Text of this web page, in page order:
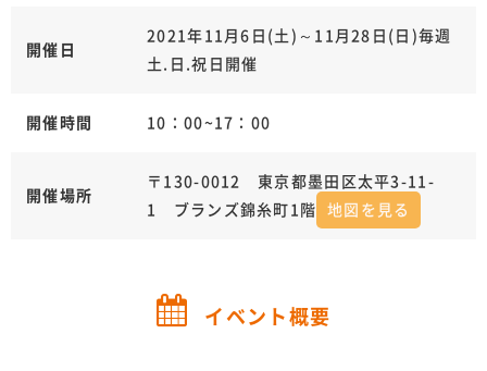
開催日
2021年11月6日(土)～11月28日(日)毎週
土.日.祝日開催
開催時間 10：00~17：00
開催場所
〒130-0012 東京都墨田区太平3-11-
1 ブランズ錦糸町1階
地図を見る
イベント概要